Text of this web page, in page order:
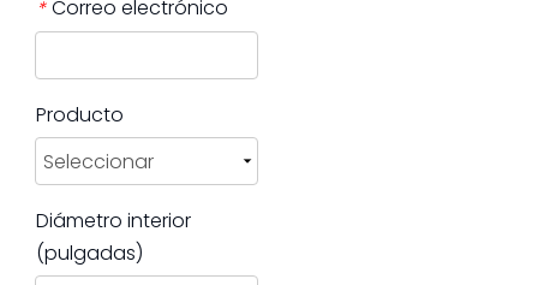
* Correo electrónico
Producto
Diámetro interior
(pulgadas)